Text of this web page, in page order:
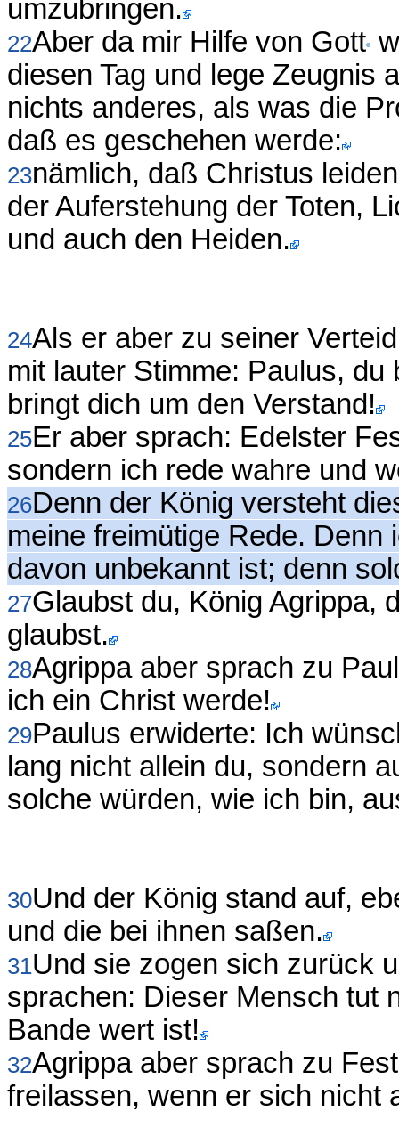
umzubringen.
22Aber da mir Hilfe von Gott
diesen Tag und lege Zeugnis
nichts anderes, als was die
daß es geschehen werde:
23nämlich, daß Christus
der Auferstehung der Toten,
und auch den Heiden.
24Als er aber zu seiner
mit lauter Stimme: Paulus,
bringt dich um den Verstand!
25Er aber sprach: Edelster
sondern ich rede wahre und
26Denn der König versteht
meine freimütige Rede.
davon unbekannt ist; denn
27Glaubst du, König Agrippa,
glaubst.
28Agrippa aber sprach zu
ich ein Christ werde!
29Paulus erwiderte: Ich
lang nicht allein du, sondern
solche würden, wie ich bin,
30Und der König stand auf,
und die bei ihnen saßen.
31Und sie zogen sich zurück
sprachen: Dieser Mensch tut
Bande wert ist!
32Agrippa aber sprach zu
freilassen, wenn er sich nicht